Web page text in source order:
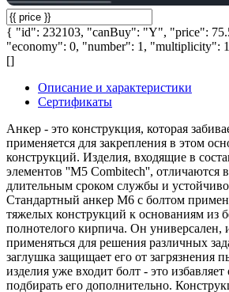
{ "id": 232103, "canBuy": "Y", "price":
"economy": 0, "number": 1, "multiplicity":
[]
Описание и характеристики
Сертификаты
Анкер - это конструкция, которая
применяется для закрепления в этом
конструкций. Изделия, входящие в
элементов ''M5 Combitech'', отличаются
длительным сроком службы и
Стандартный анкер М6 с болтом
тяжелых конструкций к основаниям из
полнотелого кирпича. Он универсален,
применяться для решения различных
заглушка защищает его от загрязнения
изделия уже входит болт - это
подбирать его дополнительно.